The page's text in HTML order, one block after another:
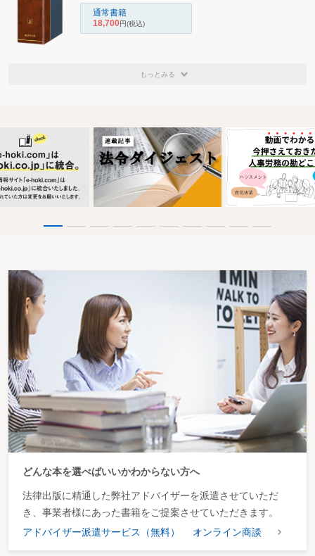
通常書籍
18,700円(税込)
もっとみる
どんな本を選べばいいかわからない方へ
法律出版に精通した弊社アドバイザーを派遣させていただ
き、事業者様にあった書籍をご提案させていただきます。
アドバイザー派遣サービス（無料）
オンライン商談